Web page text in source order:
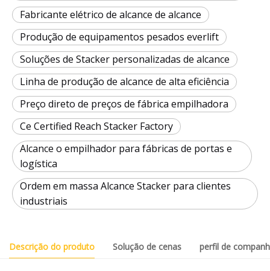
Fabricante elétrico de alcance de alcance
Produção de equipamentos pesados ​​everlift
Soluções de Stacker personalizadas de alcance
Linha de produção de alcance de alta eficiência
Preço direto de preços de fábrica empilhadora
Ce Certified Reach Stacker Factory
Alcance o empilhador para fábricas de portas e
logística
Ordem em massa Alcance Stacker para clientes
industriais
Descrição do produto Solução de cenas perfil de